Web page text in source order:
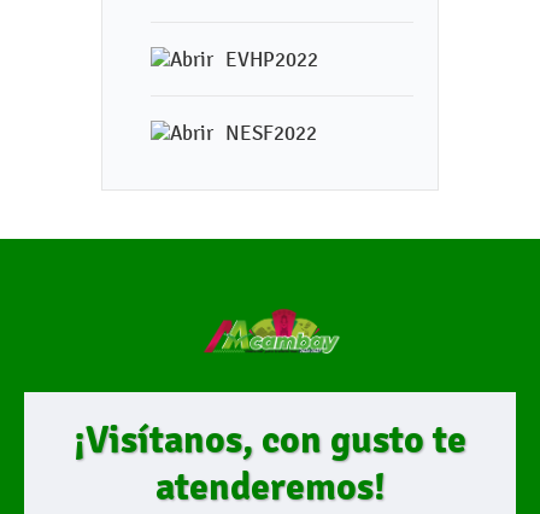
EVHP2022
NESF2022
¡Visítanos, con gusto te
atenderemos!